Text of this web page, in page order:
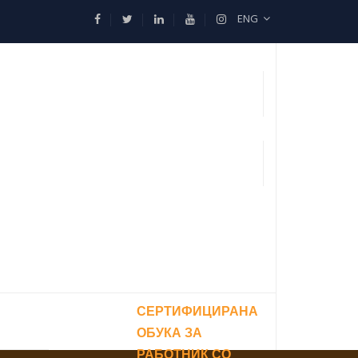
ENG
СЕРТИФИЦИРАНА
ОБУКА ЗА